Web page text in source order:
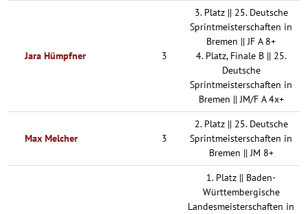
Jara Hümpfner 3
3. Platz || 25. Deutsche
Sprintmeisterschaften in
Bremen || JF A 8+
4. Platz, Finale B || 25.
Deutsche
Sprintmeisterschaften in
Bremen || JM/F A 4x+
Max Melcher 3
2. Platz || 25. Deutsche
Sprintmeisterschaften in
Bremen || JM 8+
1. Platz || Baden-
Württembergische
Landesmeisterschaften in